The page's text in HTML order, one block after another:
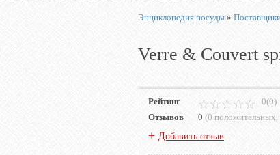
Энциклопедия посуды »
Verre & Couvert
Рейтинг
0(0)
Отзывов
0 (0 положительных
+ Добавить отзыв